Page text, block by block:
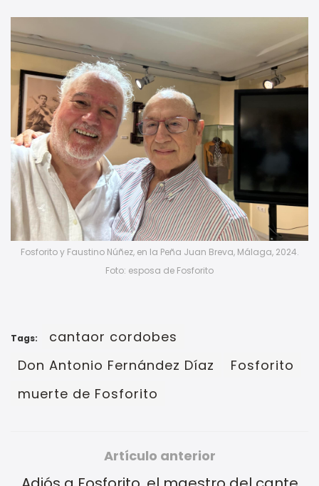
Fosforito y Faustino Núñez, en la Peña Juan Breva, Málaga, 2024.
Foto: esposa de Fosforito
Tags:
cantaor cordobes
Don Antonio Fernández Díaz
Fosforito
muerte de Fosforito
Artículo anterior